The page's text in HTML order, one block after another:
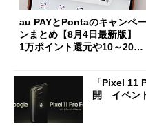
au PAYとPontaのキャンペー
ンまとめ【8月4日最新版】
1万ポイント還元や10～20％
「Pixel 11
開 イベン